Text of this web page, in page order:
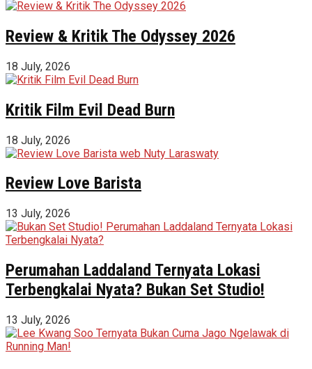
Review & Kritik The Odyssey 2026
18 July, 2026
Kritik Film Evil Dead Burn
18 July, 2026
Review Love Barista
13 July, 2026
Perumahan Laddaland Ternyata Lokasi
Terbengkalai Nyata? Bukan Set Studio!
13 July, 2026